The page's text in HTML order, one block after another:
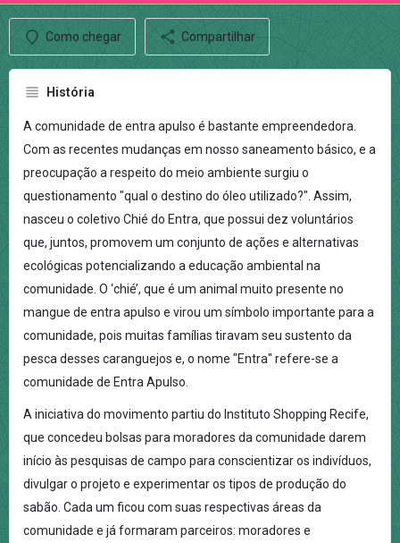
Como chegar Compartilhar
História
A comunidade de entra apulso é bastante empreendedora.
Com as recentes mudanças em nosso saneamento básico, e a
preocupação a respeito do meio ambiente surgiu o
questionamento "qual o destino do óleo utilizado?". Assim,
nasceu o coletivo Chié do Entra, que possui dez voluntários
que, juntos, promovem um conjunto de ações e alternativas
ecológicas potencializando a educação ambiental na
comunidade. O ‘chié’, que é um animal muito presente no
mangue de entra apulso e virou um símbolo importante para a
comunidade, pois muitas famílias tiravam seu sustento da
pesca desses caranguejos e, o nome "Entra" refere-se a
comunidade de Entra Apulso.
A iniciativa do movimento partiu do Instituto Shopping Recife,
que concedeu bolsas para moradores da comunidade darem
início às pesquisas de campo para conscientizar os indivíduos,
divulgar o projeto e experimentar os tipos de produção do
sabão. Cada um ficou com suas respectivas áreas da
comunidade e já formaram parceiros: moradores e